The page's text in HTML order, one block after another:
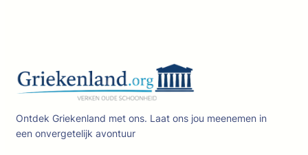
Ontdek Griekenland met ons. Laat ons jou meenemen in
een onvergetelijk avontuur